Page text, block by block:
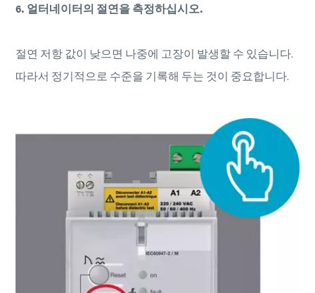
6. 얼터네이터의 절연을 측정하십시오.
절연 저항 값이 낮으면 나중에 고장이 발생할 수 있습니다.
따라서 정기적으로 수준을 기록해 두는 것이 중요합니다.